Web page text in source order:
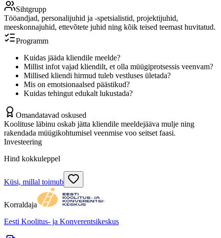
Sihtgrupp
Tööandjad, personalijuhid ja -spetsialistid, projektijuhid,
meeskonnajuhid, ettevõtete juhid ning kõik teised teemast huvitatud.
Programm
Kuidas jääda kliendile meelde?
Millist infot vajad kliendilt, et olla müügiprotsessis veenvam?
Millised kliendi hirmud tuleb vestluses ületada?
Mis on emotsionaalsed päästikud?
Kuidas tehingut edukalt lukustada?
Omandatavad oskused
Koolituse läbinu oskab jätta kliendile meeldejääva mulje ning
rakendada müügikohtumisel veenmise voo seitset faasi.
Investeering
Hind kokkuleppel
Küsi, millal toimub
Korraldaja
Eesti Koolitus- ja Konverentsikeskus